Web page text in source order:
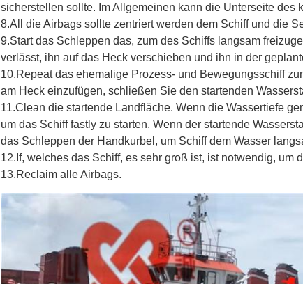
sicherstellen sollte. Im Allgemeinen kann die Unterseite des
8.All die Airbags sollte zentriert werden dem Schiff und die
9.Start das Schleppen das, zum des Schiffs langsam
verlässt, ihn auf das Heck verschieben und ihn in der
10.Repeat das ehemalige Prozess- und Bewegungsschiff
am Heck einzufügen, schließen Sie den startenden
11.Clean die startende Landfläche. Wenn die Wassertiefe
um das Schiff fastly zu starten. Wenn der startende
das Schleppen der Handkurbel, um Schiff dem Wasser
12.If, welches das Schiff, es sehr groß ist, ist notwendig, um
13.Reclaim alle Airbags.